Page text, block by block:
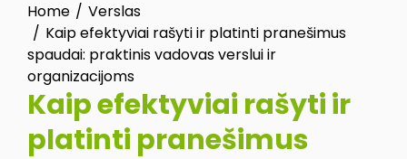
Home
Verslas
Kaip efektyviai rašyti ir platinti pranešimus
spaudai: praktinis vadovas verslui ir
organizacijoms
Kaip efektyviai rašyti ir
platinti pranešimus